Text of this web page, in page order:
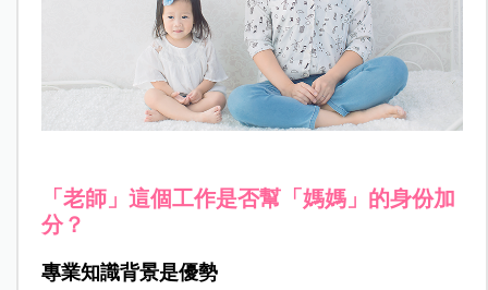
「老師」這個工作是否幫「媽媽」的身份加
分？
專業知識背景是優勢